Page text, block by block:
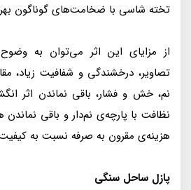
تخته شاسی با ضخامت‌های گوناگون
از مزایای این اثر می‌توان به
تصاویر، درخشندگی و شفافیت زیاد،
نم، خش و فشار، باقی نماندن اثر
نظافت با پارچه‌ی نم‌دار و باقی
هزینه‌ی مقرون به صرفه نسبت به کیفیت
پازل ساحل سنگی